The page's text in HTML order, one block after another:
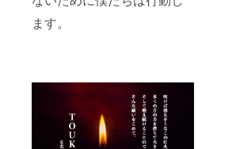
ます。